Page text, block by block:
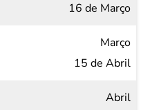
16 de Março
Março
15 de Abril
Abril